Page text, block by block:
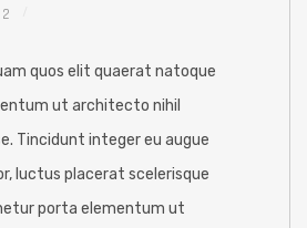
2
quos elit quaerat natoque
ut architecto nihil
Tincidunt integer eu augue
luctus placerat scelerisque
porta elementum ut